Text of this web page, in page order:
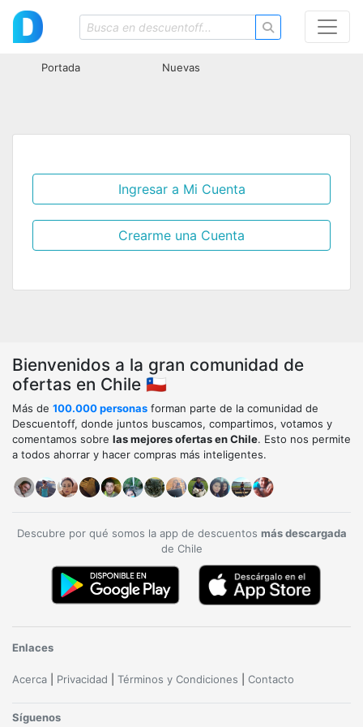
Portada Nuevas
Ingresar a Mi Cuenta
Crearme una Cuenta
Bienvenidos a la gran comunidad de
ofertas en Chile 🇨🇱
Más de 100.000 personas forman parte de la comunidad de
Descuentoff, donde juntos buscamos, compartimos, votamos y
comentamos sobre las mejores ofertas en Chile. Esto nos permite
a todos ahorrar y hacer compras más inteligentes.
Descubre por qué somos la app de descuentos más descargada
de Chile
Enlaces
Acerca Privacidad Términos y Condiciones Contacto
Síguenos